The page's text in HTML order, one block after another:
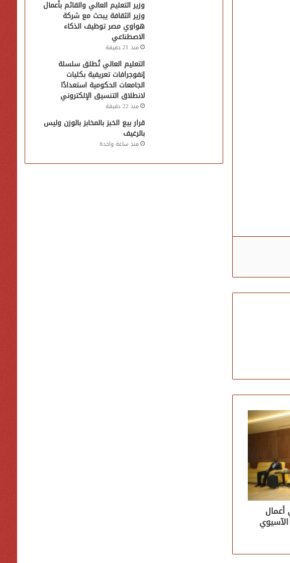
أعمال
الآسيوي
وزير التعليم العالي والقائم بأعمال
وزير الثقافة يبحث مع شركة
هواوي مصر توظيف الذكاء
الاصطناعي
منذ 21 دقيقة
التعليم العالي تُطلق سلسلة
إنفوجرافات تعريفية بكليات
الجامعات الحكومية استعدادًا
لانطلاق التنسيق الإلكتروني
منذ 22 دقيقة
قرار بيع الخبز بالمخابز بالوزن وليس
بالرغيف
منذ ساعة واحدة